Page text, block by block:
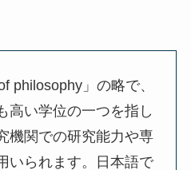
philosophy」の略で、
高い学位の一つを指し
機関での研究能力や専
いられます。日本語で